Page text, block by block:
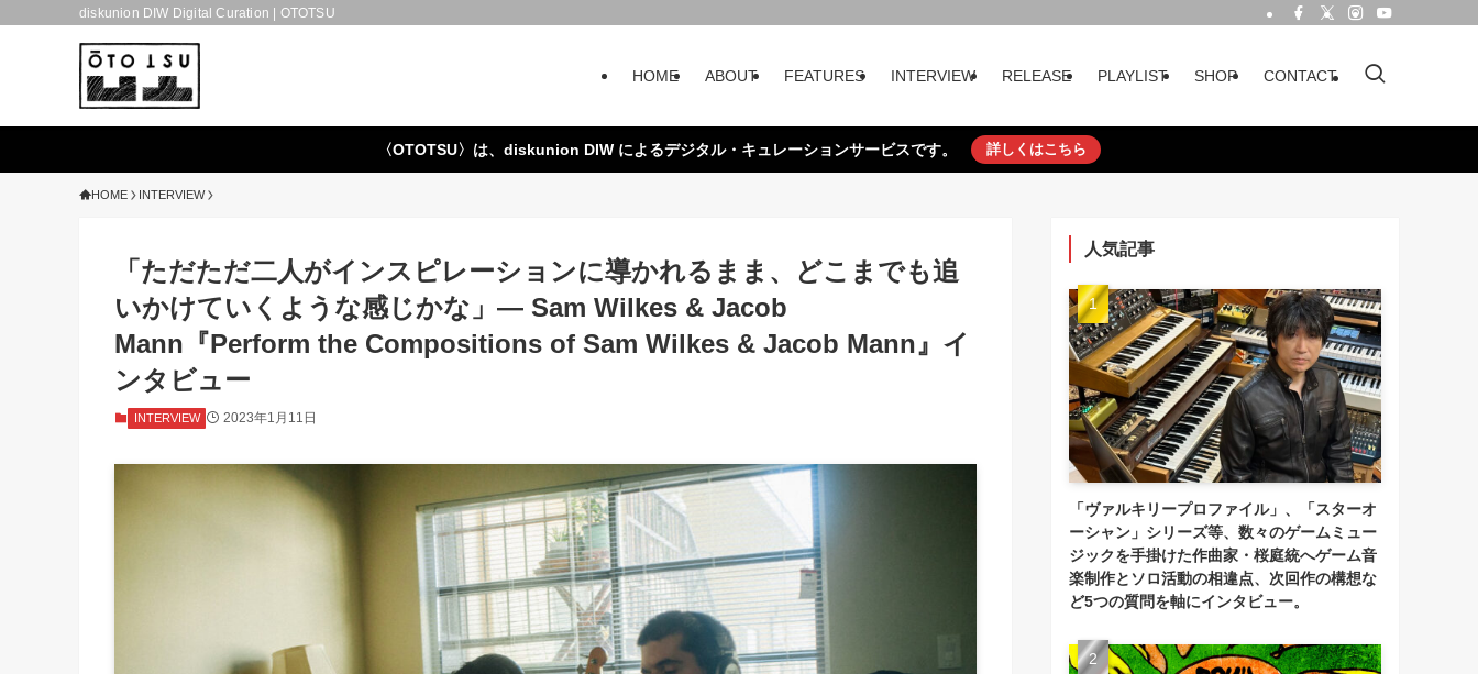
diskunion DIW Digital Curation | OTOTSU
HOME ABOUT FEATURES INTERVIEW RELEASE PLAYLIST SHOP CONTACT
〈OTOTSU〉は、diskunion DIW によるデジタル・キュレーションサービスです。 詳しくはこちら
HOME INTERVIEW
「ただただ二人がインスピレーションに導かれるまま、どこまでも追
いかけていくような感じかな」— Sam Wilkes & Jacob
Mann『Perform the Compositions of Sam Wilkes & Jacob Mann』イ
ンタビュー
INTERVIEW 2023年1月11日
人気記事
「ヴァルキリープロファイル」、「スターオ
ーシャン」シリーズ等、数々のゲームミュー
ジックを手掛けた作曲家・桜庭統へゲーム音
楽制作とソロ活動の相違点、次回作の構想な
ど5つの質問を軸にインタビュー。